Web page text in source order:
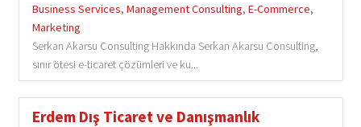
Business Services, Management Consulting, E-Commerce,
Marketing
Serkan Akarsu Consulting Hakkında Serkan Akarsu Consulting,
sınır ötesi e-ticaret çözümleri ve ku...
Erdem Dış Ticaret ve Danışmanlık